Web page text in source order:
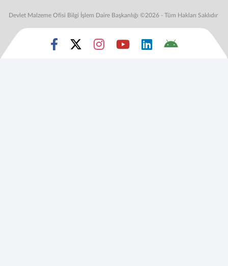
Devlet Malzeme Ofisi Bilgi İşlem Daire Başkanlığı ©2026 - Tüm Hakları Saklıdır